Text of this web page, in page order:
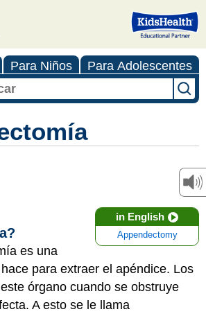
Para Niños Para Adolescentes
in English
Appendectomy
es una
para extraer el apéndice. Los
órgano cuando se obstruye
A esto se le llama